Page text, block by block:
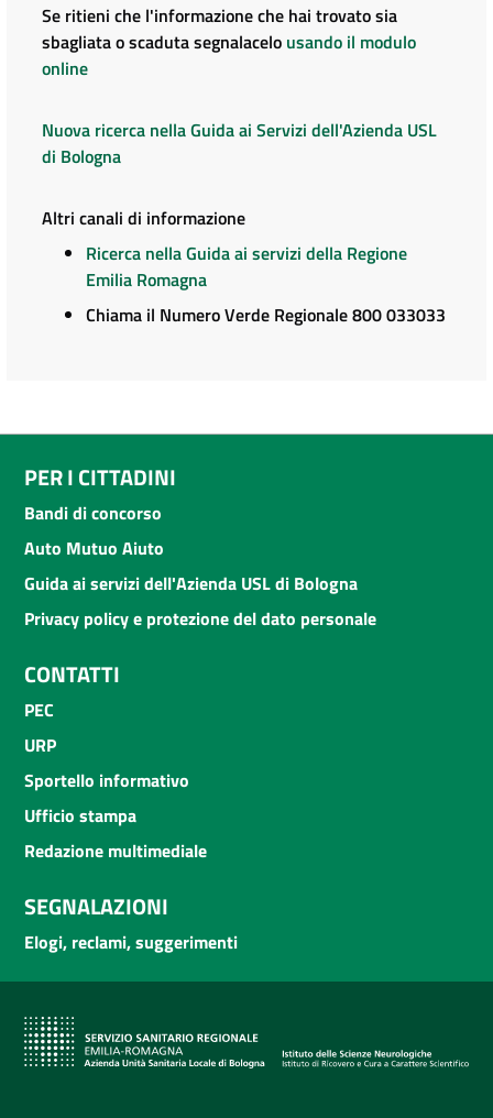
Se ritieni che l'informazione che hai trovato sia
sbagliata o scaduta segnalacelo usando il modulo
online
Nuova ricerca nella Guida ai Servizi dell'Azienda USL
di Bologna
Altri canali di informazione
Ricerca nella Guida ai servizi della Regione
Emilia Romagna
Chiama il Numero Verde Regionale 800 033033
PER I CITTADINI
Bandi di concorso
Auto Mutuo Aiuto
Guida ai servizi dell'Azienda USL di Bologna
Privacy policy e protezione del dato personale
CONTATTI
PEC
URP
Sportello informativo
Ufficio stampa
Redazione multimediale
SEGNALAZIONI
Elogi, reclami, suggerimenti